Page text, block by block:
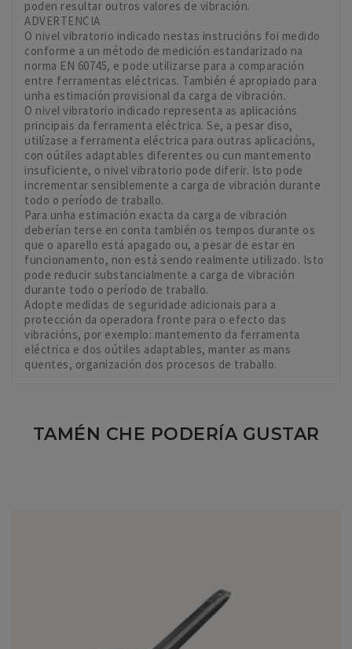
poden resultar outros valores de vibración.
ADVERTENCIA
O nivel vibratorio indicado nestas instrucións foi medido
conforme a un método de medición estandarizado na
norma EN 60745, e pode utilizarse para a comparación
entre ferramentas eléctricas. También é apropiado para
unha estimación provisional da carga de vibración.
O nivel vibratorio indicado representa as aplicacións
principais da ferramenta eléctrica. Se, a pesar diso,
utilízase a ferramenta eléctrica para outras aplicacións,
con oútiles adaptables diferentes ou cun mantemento
insuficiente, o nivel vibratorio pode diferir. Isto pode
incrementar sensiblemente a carga de vibración durante
todo o período de traballo.
Para unha estimación exacta da carga de vibración
deberían terse en conta también os tempos durante os
que o aparello está apagado ou, a pesar de estar en
funcionamento, non está sendo realmente utilizado. Isto
pode reducir substancialmente a carga de vibración
durante todo o período de traballo.
Adopte medidas de seguridade adicionais para a
protección da operadora fronte para o efecto das
vibracións, por exemplo: mantemento da ferramenta
eléctrica e dos oútiles adaptables, manter as mans
quentes, organización dos procesos de traballo.
TAMÉN CHE PODERÍA GUSTAR